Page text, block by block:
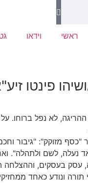
ראשי וידאו
פינטו
לא נפל ברוחו.
"כסף מזוקק": "גיבור
לשם ולתהלה".
בעסקים, וההצלחה
ונודע כאחד